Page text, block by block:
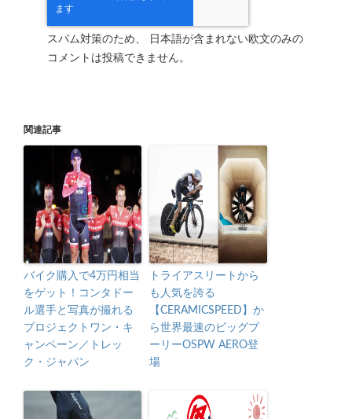
スパム対策のため、 日本語が含まれない欧文のみの
コメントは投稿できません。
関連記事
バイク購入で4万円相当
をゲット！コンタドー
ル選手と写真が撮れる
プロジェクトワン・キ
ャンペーン／トレッ
ク・ジャパン
トライアスリートから
も人気を誇る
【CERAMICSPEED】か
ら世界最速のビッグプ
ーリーOSPW AERO登
場